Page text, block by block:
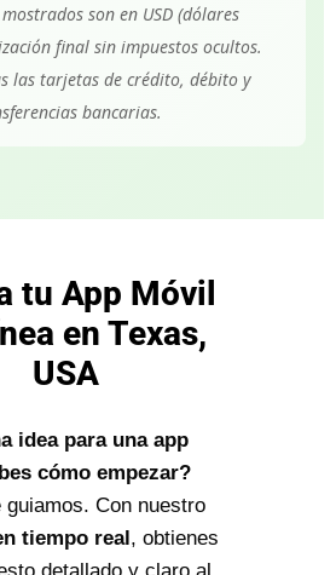
son en USD (dólares
final sin impuestos ocultos.
las tarjetas de crédito, débito y
bancarias.
tu App Móvil
en Texas,
USA
idea para una app
cómo empezar?
guiamos. Con nuestro
tiempo real, obtienes
detallado y claro al